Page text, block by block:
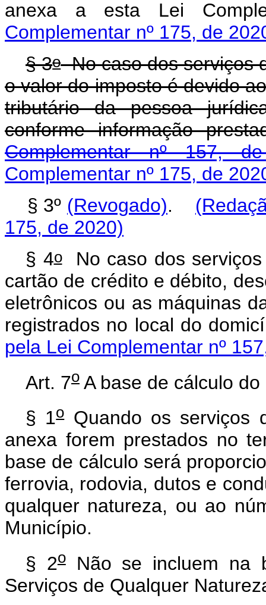
anexa a esta Lei
Complementar nº 175, de
§ 3oNo caso dos serviços
o valor do imposto é devido
tributário da pessoa
conforme informação
Complementar nº 157,
Complementar nº 175, de
§ 3º (Revogado).
175, de 2020)
§ 4oNo caso dos serviços
cartão de crédito e débito,
eletrônicos ou as máquinas
registrados no local do
pela Lei Complementar nº
Art. 7o A base de cálculo
§ 1oQuando os serviços
anexa forem prestados no
base de cálculo será
ferrovia, rodovia, dutos e
qualquer natureza, ou ao
Município.
§ 2oNão se incluem na
Serviços de Qualquer